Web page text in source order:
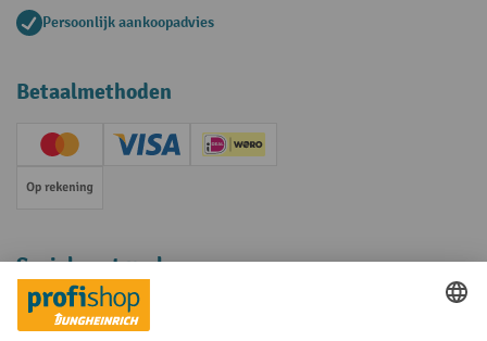
Persoonlijk aankoopadvies
Betaalmethoden
Creditcard (Master)Creditcard (Visa)iDEAL | Wero
Op rekening
Sociale netwerken
Facebook
YouTube
LinkedInInstagram